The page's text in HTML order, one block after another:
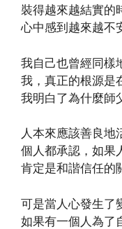
裝得越來越結實的
心中感到越來越不
我自己也曾經同樣
我，真正的根源是
我明白了為什麼師
人本來應該善良地
個人都承認，如果
肯定是和諧信任的
可是當人心發生了
如果有一個人為了